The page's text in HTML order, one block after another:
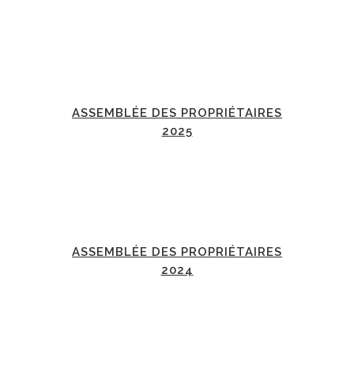
ASSEMBLÉE DES PROPRIÉTAIRES
2025
ASSEMBLÉE DES PROPRIÉTAIRES
2024